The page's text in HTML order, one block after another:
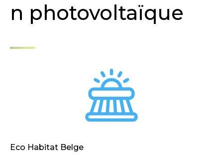
n photovoltaïque
Eco Habitat Belge